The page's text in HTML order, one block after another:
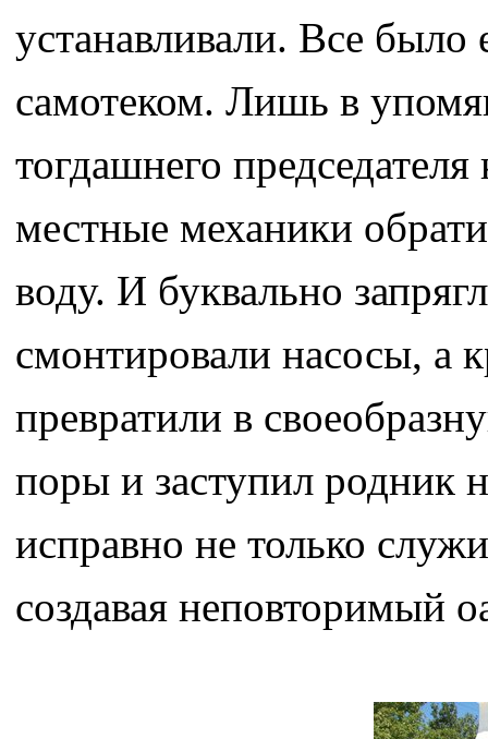
устанавливали. Все было
самотеком. Лишь в
тогдашнего
местные механики
воду. И буквально
смонтировали насосы, а
превратили в
поры и заступил родник
исправно не только
создавая неповторимый